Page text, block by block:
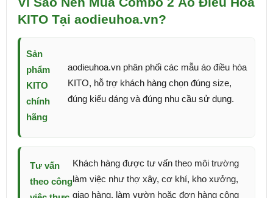
KITO Tại aodieuhoa.vn?
Sản
phẩm
KITO
chính
hãng
aodieuhoa.vn phân phối các mẫu áo điều hòa
KITO, hỗ trợ khách hàng chọn đúng size,
đúng kiểu dáng và đúng nhu cầu sử dụng.
Tư vấn
theo công
Khách hàng được tư vấn theo môi trường
làm việc như thợ xây, cơ khí, kho xưởng,
giao hàng, làm vườn hoặc đơn hàng công